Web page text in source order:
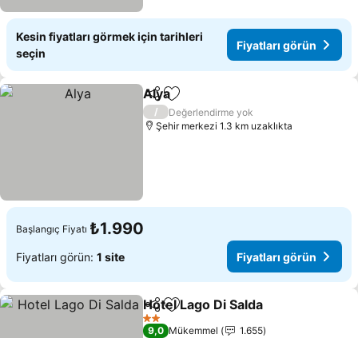
Kesin fiyatları görmek için tarihleri
seçin
Fiyatları görün
PaylaşFavorilerime ekle
Alya
/
Değerlendirme yok
Şehir merkezi 1.3 km uzaklıkta
Başlangıç Fiyatı ₺1.990
Fiyatları görün: 1 site Fiyatları görün
PaylaşFavorilerime ekle
Hotel Lago Di Salda
2 Yıldız
9,0 Mükemmel
1.655